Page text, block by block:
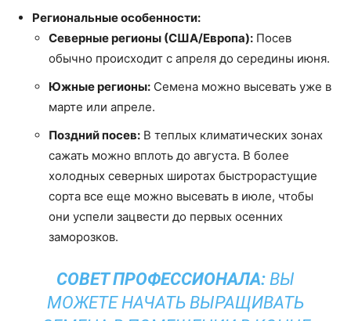
Региональные особенности:
Северные регионы (США/Европа): Посев
обычно происходит с апреля до середины июня.
Южные регионы: Семена можно высевать уже в
марте или апреле.
Поздний посев: В теплых климатических зонах
сажать можно вплоть до августа. В более
холодных северных широтах быстрорастущие
сорта все еще можно высевать в июле, чтобы
они успели зацвести до первых осенних
заморозков.
СОВЕТ ПРОФЕССИОНАЛА: ВЫ
МОЖЕТЕ НАЧАТЬ ВЫРАЩИВАТЬ